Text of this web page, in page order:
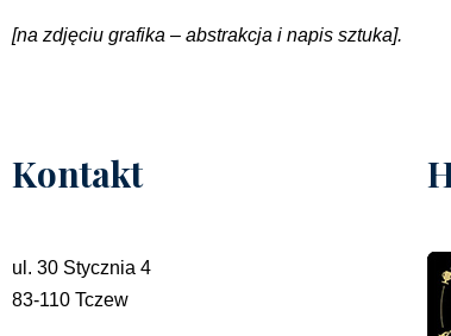
[na zdjęciu grafika – abstrakcja i napis sztuka].
Kontakt
ul. 30 Stycznia 4
83-110 Tczew